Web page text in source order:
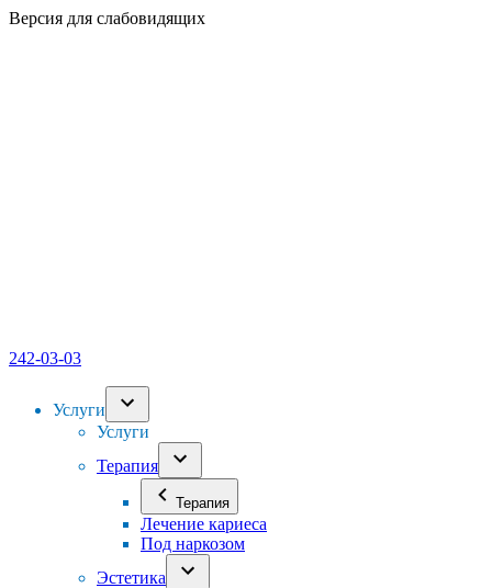
Версия для слабовидящих
242-03-03
Услуги
Услуги
Терапия
Терапия
Лечение кариеса
Под наркозом
Эстетика